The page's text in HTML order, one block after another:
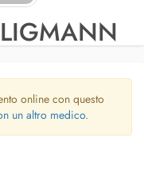
online con questo
un altro medico.